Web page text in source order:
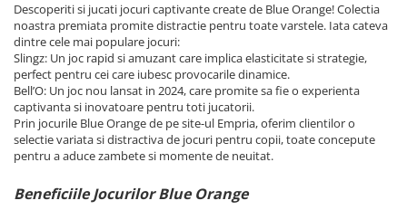
Descoperiti si jucati jocuri captivante create de Blue Orange! Colectia
noastra premiata promite distractie pentru toate varstele. Iata cateva
dintre cele mai populare jocuri:
Slingz: Un joc rapid si amuzant care implica elasticitate si strategie,
perfect pentru cei care iubesc provocarile dinamice.
Bell’O: Un joc nou lansat in 2024, care promite sa fie o experienta
captivanta si inovatoare pentru toti jucatorii.
Prin jocurile Blue Orange de pe site-ul Empria, oferim clientilor o
selectie variata si distractiva de jocuri pentru copii, toate concepute
pentru a aduce zambete si momente de neuitat.
Beneficiile Jocurilor Blue Orange